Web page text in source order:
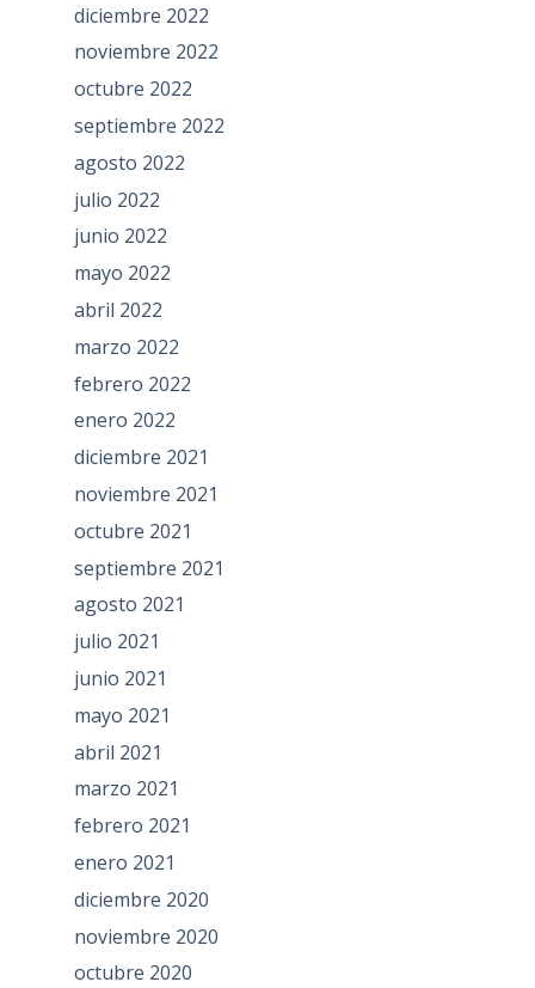
diciembre 2022
noviembre 2022
octubre 2022
septiembre 2022
agosto 2022
julio 2022
junio 2022
mayo 2022
abril 2022
marzo 2022
febrero 2022
enero 2022
diciembre 2021
noviembre 2021
octubre 2021
septiembre 2021
agosto 2021
julio 2021
junio 2021
mayo 2021
abril 2021
marzo 2021
febrero 2021
enero 2021
diciembre 2020
noviembre 2020
octubre 2020